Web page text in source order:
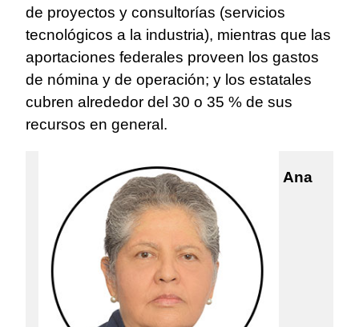
de proyectos y consultorías (servicios
tecnológicos a la industria), mientras que las
aportaciones federales proveen los gastos
de nómina y de operación; y los estatales
cubren alrededor del 30 o 35 % de sus
recursos en general.
Ana